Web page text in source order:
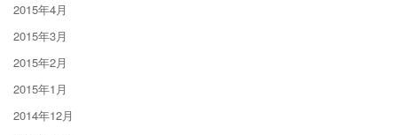
2015年4月
2015年3月
2015年2月
2015年1月
2014年12月